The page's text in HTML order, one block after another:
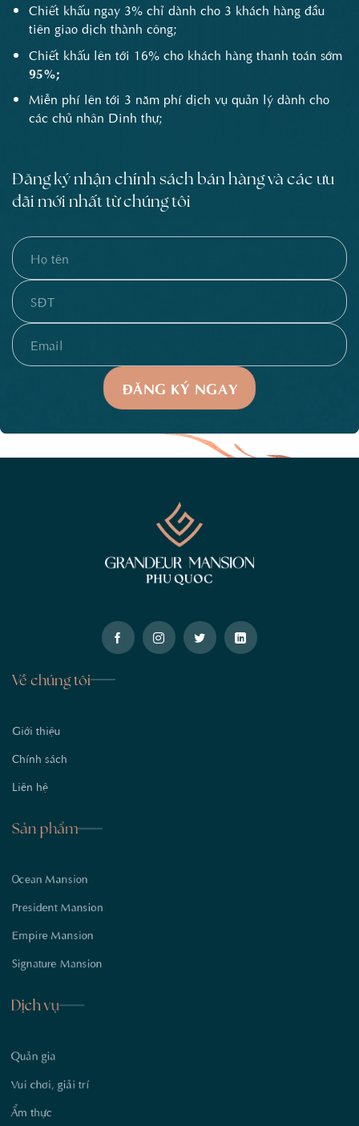
Chiết khấu ngay 3% chỉ dành cho 3 khách hàng đầu
tiên giao dịch thành công;
Chiết khấu lên tới 16% cho khách hàng thanh toán sớm
95%;
Miễn phí lên tới 3 năm phí dịch vụ quản lý dành cho
các chủ nhân Dinh thự;
Đăng ký nhận chính sách bán hàng và các ưu
đãi mới nhất từ chúng tôi
Về chúng tôi
Giới thiệu
Chính sách
Liên hệ
Sản phẩm
Ocean Mansion
President Mansion
Empire Mansion
Signature Mansion
Dịch vụ
Quản gia
Vui chơi, giải trí
Ẩm thực